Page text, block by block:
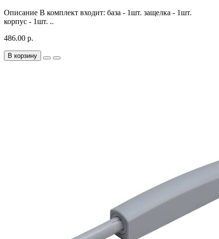
Описание В комплект входит: база - 1шт. защелка - 1шт.
корпус - 1шт. ..
486.00 р.
В корзину